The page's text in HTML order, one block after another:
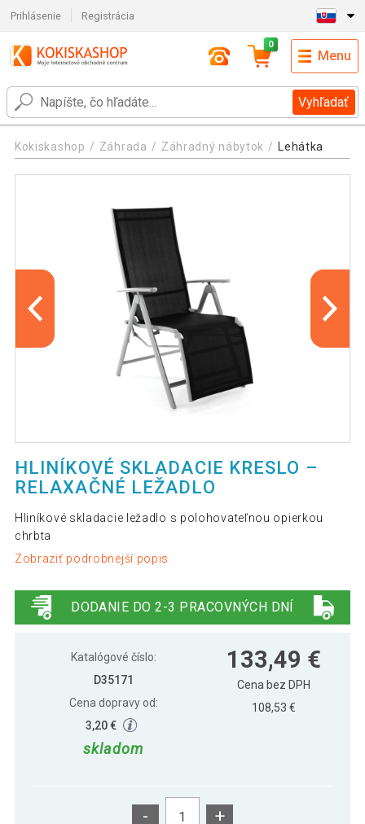
Prihlásenie Registrácia
Vyhľadať
0
Menu
Kokiskashop Záhrada Záhradný nábytok Lehátka
HLINÍKOVÉ SKLADACIE KRESLO –
RELAXAČNÉ LEŽADLO
Hliníkové skladacie ležadlo s polohovateľnou opierkou
chrbta
Zobraziť podrobnejší popis
DODANIE DO 2-3 PRACOVNÝCH DNÍ
Katalógové číslo:
D35171
Cena dopravy od:
3,20 €
skladom
133,49 €
Cena bez DPH
108,53 €
- +